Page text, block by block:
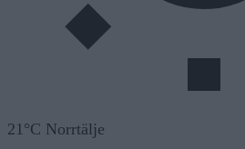
21°C Norrtälje